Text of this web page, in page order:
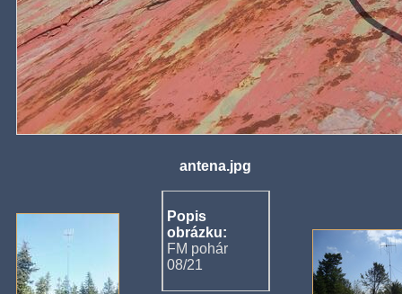
antena.jpg
Popis
obrázku:
FM pohár
08/21